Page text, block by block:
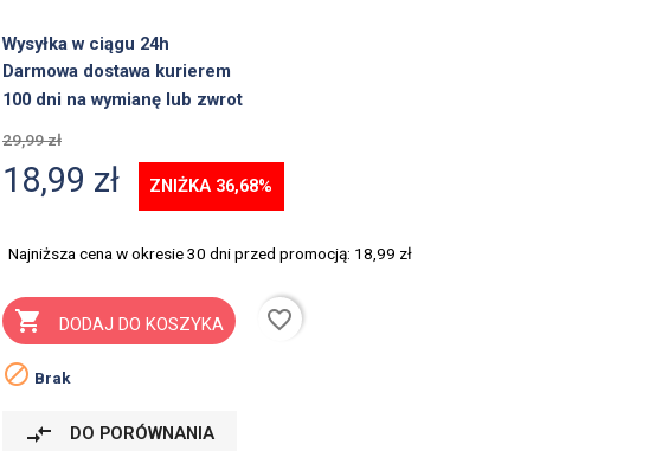
Wysyłka w ciągu 24h
Darmowa dostawa kurierem
100 dni na wymianę lub zwrot
29,99 zł
18,99 zł ZNIŻKA 36,68%
Najniższa cena w okresie 30 dni przed promocją: 18,99 zł
 DODAJ DO KOSZYKA
favorite_border
 Brak
compare_arrows DO PORÓWNANIA